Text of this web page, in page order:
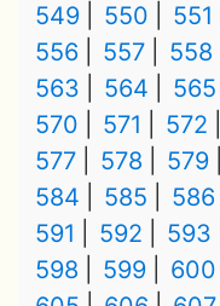
549
550 551
556
557 558
563
564 565
570
571 572
577
578 579
584
585 586
591
592 593
598
599 600